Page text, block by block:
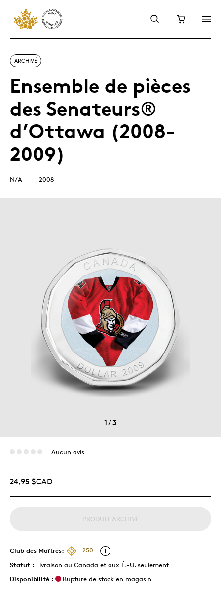
ARCHIVÉ
Ensemble de pièces
des Senateurs®
d’Ottawa (2008-
2009)
N/A 2008
1/3
Aucun avis
24,95 $CAD
PRODUIT ARCHIVÉ
Club des Maîtres:
250
Statut : Livraison au Canada et aux É.-U. seulement
Disponibilité :
Rupture de stock en magasin